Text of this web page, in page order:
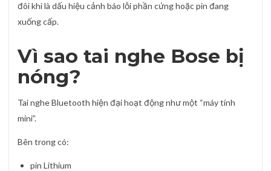
đôi khi là dấu hiệu cảnh báo lỗi phần cứng hoặc pin đang
xuống cấp.
Vì sao tai nghe Bose bị
nóng?
Tai nghe Bluetooth hiện đại hoạt động như một “máy tính
mini”.
Bên trong có:
pin Lithium